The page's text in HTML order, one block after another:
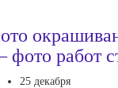
работ
25 декабря